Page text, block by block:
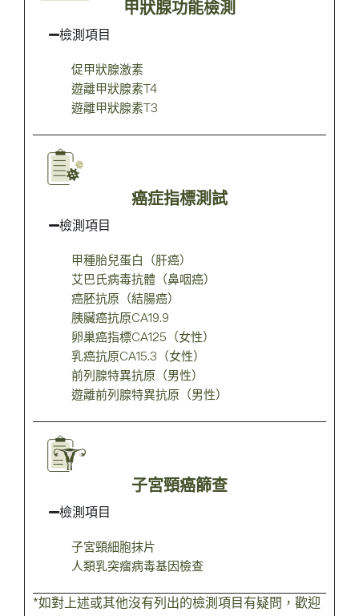
甲狀腺功能檢測
檢測項目
促甲狀腺激素
遊離甲狀腺素T4
遊離甲狀腺素T3
癌症指標測試
檢測項目
甲種胎兒蛋白（肝癌）
艾巴氏病毒抗體（鼻咽癌）
癌胚抗原（結腸癌）
胰臟癌抗原CA19.9
卵巢癌指標CA125（女性）
乳癌抗原CA15.3（女性）
前列腺特異抗原（男性）
遊離前列腺特異抗原（男性）
子宮頸癌篩查
檢測項目
子宮頸細胞抹片
人類乳突瘤病毒基因檢查
*如對上述或其他沒有列出的檢測項目有疑問，歡迎